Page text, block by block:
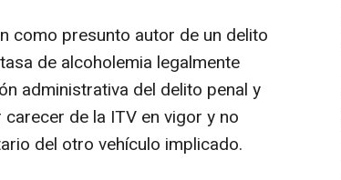
como presunto autor de un delito
de alcoholemia legalmente
administrativa del delito penal y
de la ITV en vigor y no
del otro vehículo implicado.